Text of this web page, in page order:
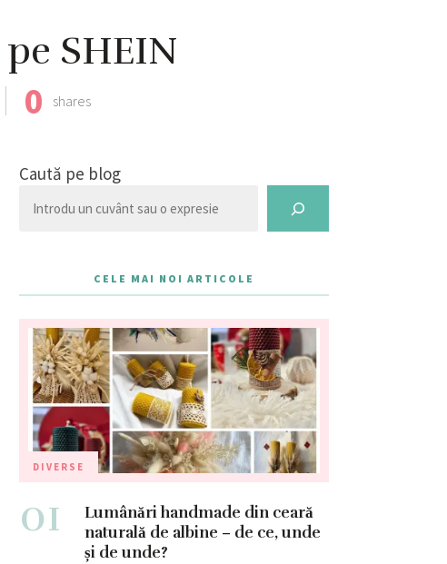
SHEIN
0 shares
Caută pe blog
CELE MAI NOI ARTICOLE
DIVERSE
01
Lumânări handmade din ceară
naturală de albine – de ce, unde
și de unde?